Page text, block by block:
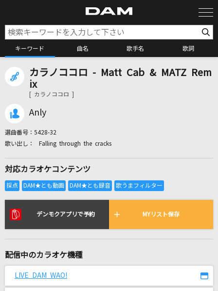
キーワード 曲名 歌手名 歌詞
カラオケ検索
カラオケリクエスト
リアルタイムで歌われている曲の一覧
紅蓮華 -アニメ映像 ver.-
小春おばさん
井上陽水
カラノココロ - Matt Cab & MATZ Rem
ix
[ カラノココロ ]
Anly
選曲番号： 5428-32
Falling through the cracks
対応カラオケコンテンツ
デンモクアプリで予約 MYリスト保存
配信中のカラオケ機種
LIVE DAM WAO!